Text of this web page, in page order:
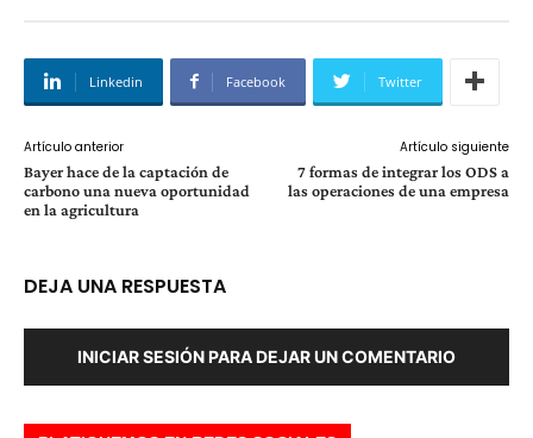
Linkedin Facebook Twitter
Artículo anterior
Bayer hace de la captación de
carbono una nueva oportunidad
en la agricultura
Artículo siguiente
7 formas de integrar los ODS a
las operaciones de una empresa
DEJA UNA RESPUESTA
INICIAR SESIÓN PARA DEJAR UN COMENTARIO